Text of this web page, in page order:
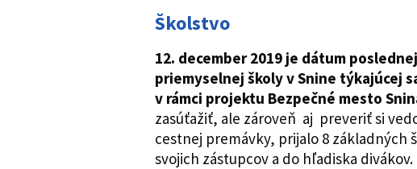
Školstvo
12. december 2019 je dátum
priemyselnej školy v Snine týkajúcej
v rámci projektu Bezpečné mesto
zasúťažiť, ale zároveň aj preveriť si
cestnej premávky, prijalo 8
svojich zástupcov a do hľadiska divákov.